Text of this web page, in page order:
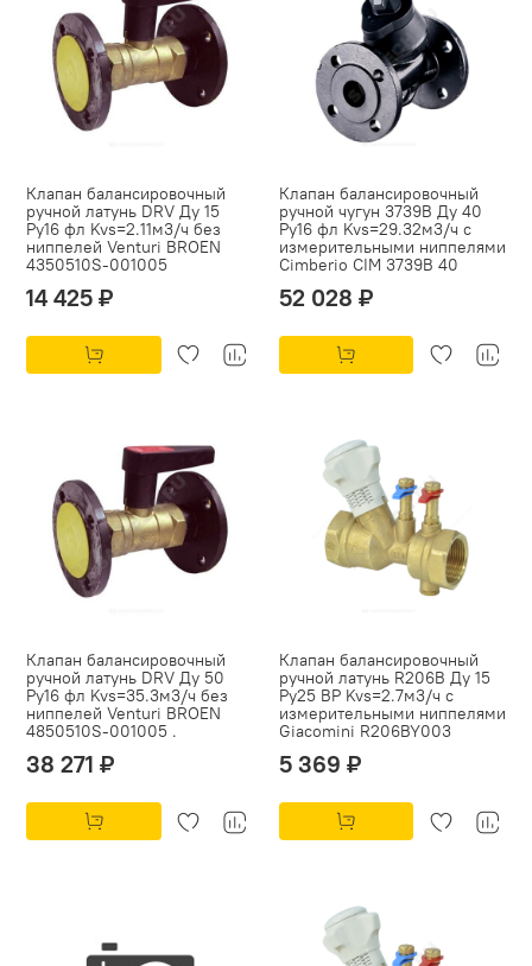
Клапан балансировочный
ручной латунь DRV Ду 15
Ру16 фл Kvs=2.11м3/ч без
ниппелей Venturi BROEN
4350510S-001005
14 425 ₽
Клапан балансировочный
ручной чугун 3739B Ду 40
Ру16 фл Kvs=29.32м3/ч с
измерительными ниппелями
Cimberio CIM 3739B 40
52 028 ₽
Клапан балансировочный
ручной латунь DRV Ду 50
Ру16 фл Kvs=35.3м3/ч без
ниппелей Venturi BROEN
4850510S-001005 .
38 271 ₽
Клапан балансировочный
ручной латунь R206B Ду 15
Ру25 ВР Kvs=2.7м3/ч с
измерительными ниппелями
Giacomini R206BY003
5 369 ₽